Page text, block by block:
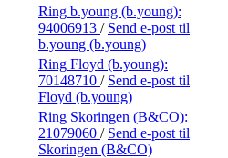
Ring b.young (b.young):
94006913 / Send e-post til
b.young (b.young)
Ring Floyd (b.young):
70148710 / Send e-post til
Floyd (b.young)
Ring Skoringen (B&CO):
21079060 / Send e-post til
Skoringen (B&CO)